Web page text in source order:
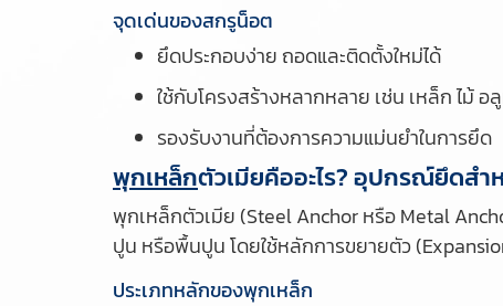
จุดเด่นของสกรูน็อต
ยึดประกอบง่าย ถอดและติดตั้งใหม่ได้
ใช้กับโครงสร้างหลากหลาย เช่น เหล็ก ไม้ อ
รองรับงานที่ต้องการความแม่นยำในการยึด
พุกเหล็กตัวเมียคืออะไร? อุปกรณ์ยึดสำ
พุกเหล็กตัวเมีย (Steel Anchor หรือ Metal
ปูน หรือพื้นปูน โดยใช้หลักการขยายตัว
ประเภทหลักของพุกเหล็ก